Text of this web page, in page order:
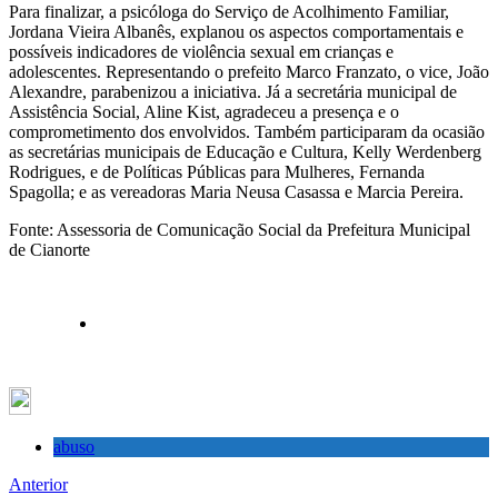
Para finalizar, a psicóloga do Serviço de Acolhimento Familiar,
Jordana Vieira Albanês, explanou os aspectos comportamentais e
possíveis indicadores de violência sexual em crianças e
adolescentes. Representando o prefeito Marco Franzato, o vice, João
Alexandre, parabenizou a iniciativa. Já a secretária municipal de
Assistência Social, Aline Kist, agradeceu a presença e o
comprometimento dos envolvidos. Também participaram da ocasião
as secretárias municipais de Educação e Cultura, Kelly Werdenberg
Rodrigues, e de Políticas Públicas para Mulheres, Fernanda
Spagolla; e as vereadoras Maria Neusa Casassa e Marcia Pereira.
Fonte: Assessoria de Comunicação Social da Prefeitura Municipal
de Cianorte
abuso
Anterior